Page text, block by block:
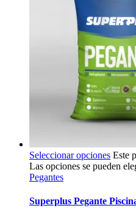
Seleccionar opciones Este
Las opciones se pueden
Pegantes
Superplus Pegante